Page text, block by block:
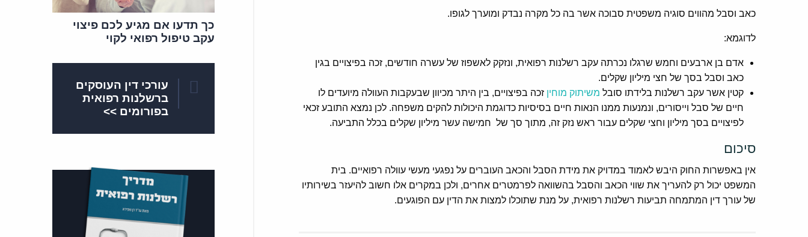
כאב וסבל מהווים סוגיה משפטית סבוכה אשר בה כל מקרה נבדק ומוערך לגופו.
לדוגמא:
אדם בן ארבעים וחמש שרגלו נכרתה עקב רשלנות רפואית, ונזקק לאשפוז של עשרה חודשים, זכה בפיצויים בגין
כאב וסבל בסך של חצי מיליון שקלים.
קטין אשר עקב רשלנות בלידתו סובל משיתוק מוחין זכה בפיצויים, בין היתר מכיוון שבעקבות העוולה מיועדים לו
חיים של סבל וייסורים, ונמנעות ממנו הנאות חיים בסיסיות כדוגמת היכולות להקים משפחה. לכן נמצא התובע זכאי
לפיצויים בסך מיליון וחצי שקלים עבור ראש נזק זה, מתוך סך של חמישה עשר מיליון שקלים בכלל התביעה.
סיכום
אין באפשרות החוק היבש לאמוד במדויק את מידת הסבל והכאב העוברים על נפגעי מעשי עוולה רפואיים. בית
המשפט יכול רק להעריך את שווי הכאב והסבל בהשוואה לפרמטרים אחרים, ולכן במקרים אלו חשוב להיעזר בשירותיו
של עורך דין המתמחה תביעות רשלנות רפואית, על מנת שתוכלו למצות את הדין עם הפוגעים.
כך תדעו אם מגיע לכם פיצוי
עקב טיפול רפואי לקוי
עורכי דין העוסקים
ברשלנות רפואית
בפורומים >>